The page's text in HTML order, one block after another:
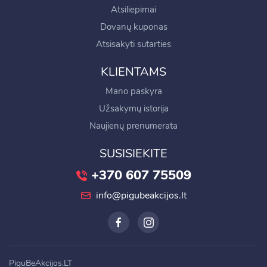
Atsiliepimai
Dovanų kuponas
Atsisakyti sutarties
KLIENTAMS
Mano paskyra
Užsakymų istorija
Naujienų prenumerata
SUSISIEKITE
+370 607 75509
info@pigubeakcijos.lt
PiguBeAkcijos.LT